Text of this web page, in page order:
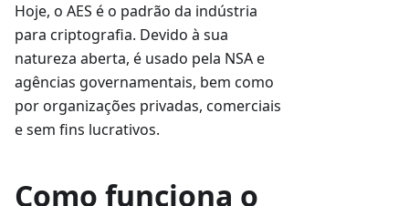
Hoje, o AES é o padrão da indústria
para criptografia. Devido à sua
natureza aberta, é usado pela NSA e
agências governamentais, bem como
por organizações privadas, comerciais
e sem fins lucrativos.
Como funciona o